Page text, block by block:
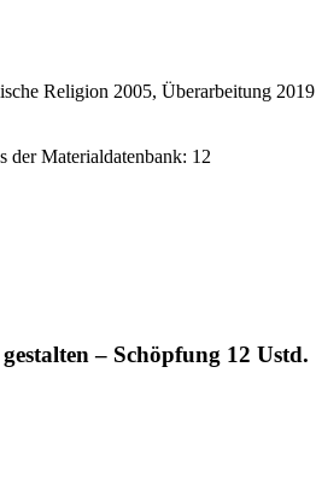
Religion 2005, Überarbeitung 2019
der Materialdatenbank: 12
– Schöpfung 12 Ustd.